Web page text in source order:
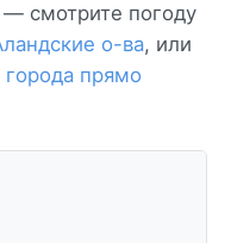
— смотрите погоду
о-ва, или
прямо